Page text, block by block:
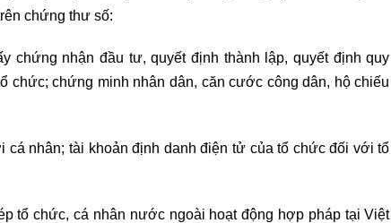
chứng thư số:
chứng nhận đầu tư, quyết định thành lập, quyết định quy
chức; chứng minh nhân dân, căn cước công dân, hộ chiếu
nhân; tài khoản định danh điện tử của tổ chức đối với tổ
tổ chức, cá nhân nước ngoài hoạt động hợp pháp tại Việt